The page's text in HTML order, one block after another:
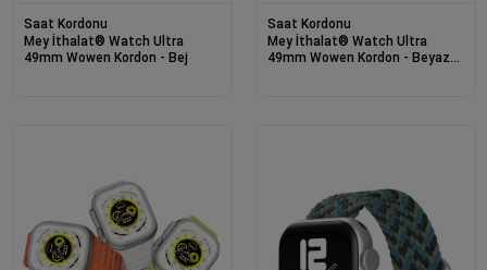
Saat Kordonu
Mey İthalat® Watch Ultra
49mm Wowen Kordon - Bej
Saat Kordonu
Mey İthalat® Watch Ultra
49mm Wowen Kordon - Beyaz-